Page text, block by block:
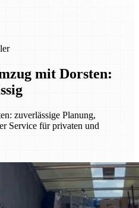
mit Dorsten:
zuverlässige Planung,
Service für privaten und